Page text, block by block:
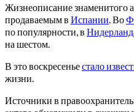
Жизнеописание знаменитого
продаваемым в Испании. Во
по популярности, в
на шестом.
В это воскресеньестало
жизни.
Источники в